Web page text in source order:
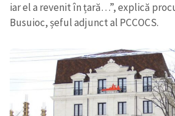
iar el a revenit în țară…”, explică
Busuioc, șeful adjunct al PCCOCS.